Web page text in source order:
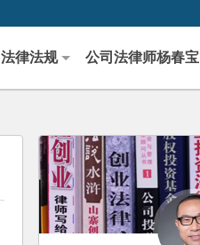
法律法规 公司法律师杨春宝